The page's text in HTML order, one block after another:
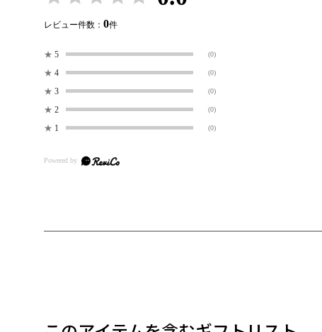
レビュー件数： 0件
★ 5 (0)
★ 4 (0)
★ 3 (0)
★ 2 (0)
★ 1 (0)